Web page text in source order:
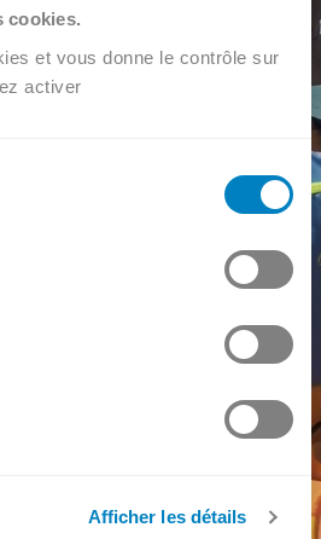
cookies.
et vous donne le contrôle sur
activer
Afficher les détails